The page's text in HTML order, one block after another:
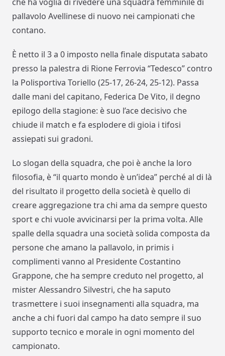
pallavolo Avellinese di nuovo nei campionati che
contano.
È netto il 3 a 0 imposto nella finale disputata sabato
presso la palestra di Rione Ferrovia “Tedesco” contro
la Polisportiva Toriello (25-17, 26-24, 25-12). Passa
dalle mani del capitano, Federica De Vito, il degno
epilogo della stagione: è suo l’ace decisivo che
chiude il match e fa esplodere di gioia i tifosi
assiepati sui gradoni.
Lo slogan della squadra, che poi è anche la loro
filosofia, è “il quarto mondo è un’idea” perché al di là
del risultato il progetto della società è quello di
creare aggregazione tra chi ama da sempre questo
sport e chi vuole avvicinarsi per la prima volta. Alle
spalle della squadra una società solida composta da
persone che amano la pallavolo, in primis i
complimenti vanno al Presidente Costantino
Grappone, che ha sempre creduto nel progetto, al
mister Alessandro Silvestri, che ha saputo
trasmettere i suoi insegnamenti alla squadra, ma
anche a chi fuori dal campo ha dato sempre il suo
supporto tecnico e morale in ogni momento del
campionato.